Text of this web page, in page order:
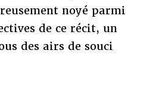
noyé parmi
de ce récit, un
des airs de souci